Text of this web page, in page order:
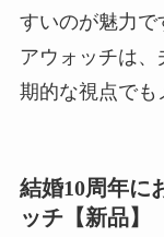
すいのが魅力
アウォッチは
期的な視点でも
結婚10周年に
ッチ【新品】